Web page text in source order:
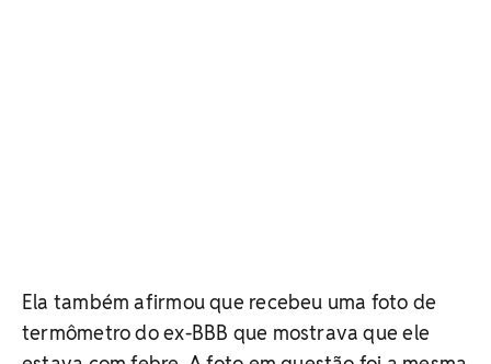
Ela também afirmou que recebeu uma foto de
termômetro do ex-BBB que mostrava que ele